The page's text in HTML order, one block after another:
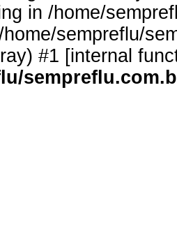
in /home/
sempreflu/
#1 [internal